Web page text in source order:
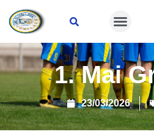
Suche öffnen
1. Mai
23/03/2026